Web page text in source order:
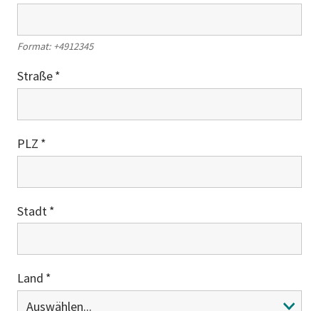
Format: +4912345
Straße
PLZ
Stadt
Land